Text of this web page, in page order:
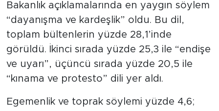
Bakanlık açıklamalarında en yaygın söylem
“dayanışma ve kardeşlik” oldu. Bu dil,
toplam bültenlerin yüzde 28,1’inde
görüldü. İkinci sırada yüzde 25,3 ile “endişe
ve uyarı”, üçüncü sırada yüzde 20,5 ile
“kınama ve protesto” dili yer aldı.
Egemenlik ve toprak söylemi yüzde 4,6;